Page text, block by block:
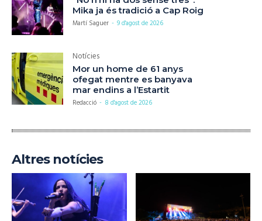
Mika ja és tradició a Cap Roig
Martí Saguer - 9 d'agost de 2026
Notícies
Mor un home de 61 anys
ofegat mentre es banyava
mar endins a l’Estartit
Redacció - 8 d'agost de 2026
Altres notícies